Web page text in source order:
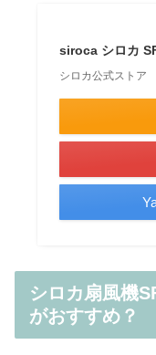
siroca シロカ
シロカ公式ストア
シロカ扇風機
がおすすめ？